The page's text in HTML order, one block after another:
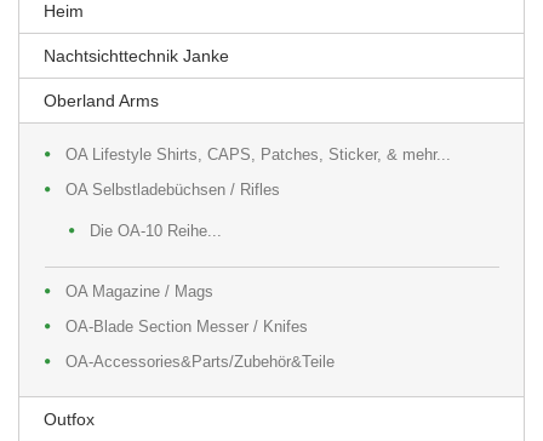
Heim
Nachtsichttechnik Janke
Oberland Arms
OA Lifestyle Shirts, CAPS, Patches, Sticker, & mehr...
OA Selbstladebüchsen / Rifles
Die OA-10 Reihe...
OA Magazine / Mags
OA-Blade Section Messer / Knifes
OA-Accessories&Parts/Zubehör&Teile
Outfox